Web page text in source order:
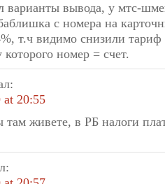
варианты вывода, у мтс-
с номера на
т.ч видимо снизили тариф
номер = счет.
at 20:55
там живете, в РБ налоги